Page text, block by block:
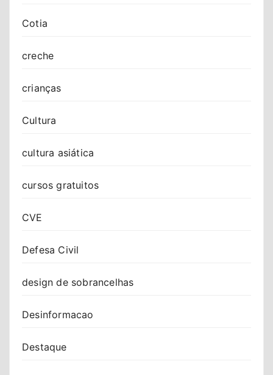
Cotia
creche
crianças
Cultura
cultura asiática
cursos gratuitos
CVE
Defesa Civil
design de sobrancelhas
Desinformacao
Destaque